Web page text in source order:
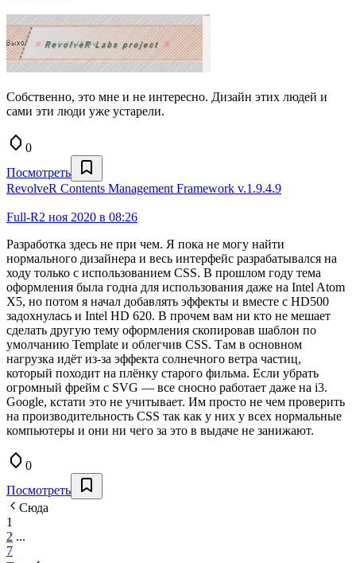
Собственно, это мне и не интересно. Дизайн этих людей и
сами эти люди уже устарели.
0
Посмотреть
RevolveR Contents Management Framework v.1.9.4.9
Full-R2 ноя 2020 в 08:26
Разработка здесь не при чем. Я пока не могу найти
нормального дизайнера и весь интерфейс разрабатывался на
ходу только с использованием CSS. В прошлом году тема
оформления была годна для использования даже на Intel Atom
X5, но потом я начал добавлять эффекты и вместе с HD500
задохнулась и Intel HD 620. В прочем вам ни кто не мешает
сделать другую тему оформления скопировав шаблон по
умолчанию Template и облегчив CSS. Там в основном
нагрузка идёт из-за эффекта солнечного ветра частиц,
который походит на плёнку старого фильма. Если убрать
огромный фрейм с SVG — все сносно работает даже на i3.
Google, кстати это не учитывает. Им просто не чем проверить
на производительность CSS так как у них у всех нормальные
компьютеры и они ни чего за это в выдаче не занижают.
0
Посмотреть
Сюда
1
2 ...
7